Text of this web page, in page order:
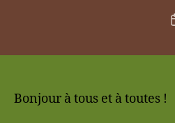
Bonjour à tous et à toutes !